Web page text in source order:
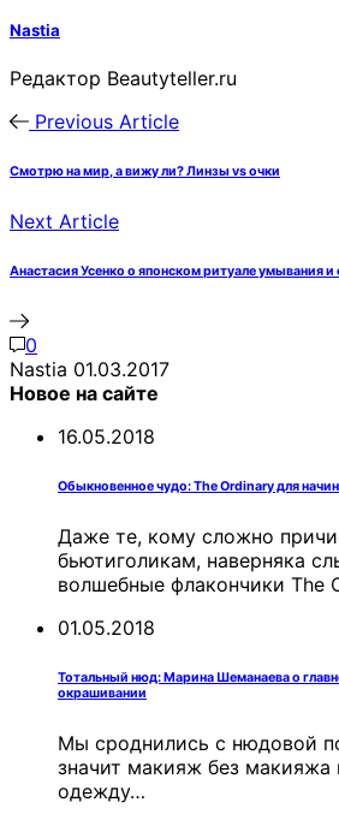
Nastia
Редактор Beautyteller.ru
Previous Article
Смотрю на мир, а вижу ли? Линзы vs очки
Next Article
Анастасия Усенко о японском ритуале умывания и
0
Nastia 01.03.2017
Новое на сайте
16.05.2018
Обыкновенное чудо: The Ordinary для
Даже те, кому сложно
бьютиголикам, наверняка
волшебные флакончики The
01.05.2018
Тотальный нюд: Марина Шеманаева о
окрашивании
Мы сроднились с нюдовой
значит макияж без
одежду…